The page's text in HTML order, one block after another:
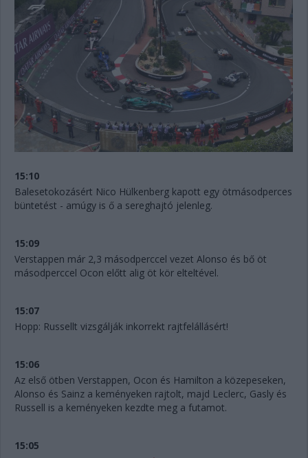
15:10
Balesetokozásért Nico Hülkenberg kapott egy ötmásodperces
büntetést - amúgy is ő a sereghajtó jelenleg.
15:09
Verstappen már 2,3 másodperccel vezet Alonso és bő öt
másodperccel Ocon előtt alig öt kör elteltével.
15:07
Hopp: Russellt vizsgálják inkorrekt rajtfelállásért!
15:06
Az első ötben Verstappen, Ocon és Hamilton a közepeseken,
Alonso és Sainz a keményeken rajtolt, majd Leclerc, Gasly és
Russell is a keményeken kezdte meg a futamot.
15:05